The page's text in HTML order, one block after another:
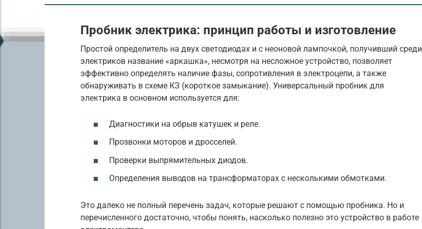
Пробник электрика: принцип работы и изготовление
Простой определитель на двух светодиодах и с неоновой лампочкой, получивший среди
электриков название «аркашка», несмотря на несложное устройство, позволяет
эффективно определять наличие фазы, сопротивления в электроцепи, а также
обнаруживать в схеме КЗ (короткое замыкание). Универсальный пробник для
электрика в основном используется для:
Диагностики на обрыв катушек и реле.
Прозвонки моторов и дросселей.
Проверки выпрямительных диодов.
Определения выводов на трансформаторах с несколькими обмотками.
Это далеко не полный перечень задач, которые решают с помощью пробника. Но и
перечисленного достаточно, чтобы понять, насколько полезно это устройство в работе